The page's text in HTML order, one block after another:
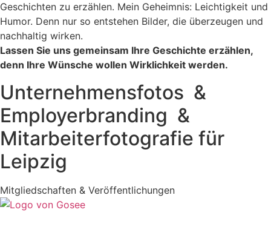
Geschichten zu erzählen. Mein Geheimnis: Leichtigkeit und
Humor. Denn nur so entstehen Bilder, die überzeugen und
nachhaltig wirken.
Lassen Sie uns gemeinsam Ihre Geschichte erzählen,
denn Ihre Wünsche wollen Wirklichkeit werden.
Unternehmensfotos ­ &
Employerbranding ­ &
Mitarbeiterfotografie für
Leipzig
Mitgliedschaften & Veröffent­lichungen